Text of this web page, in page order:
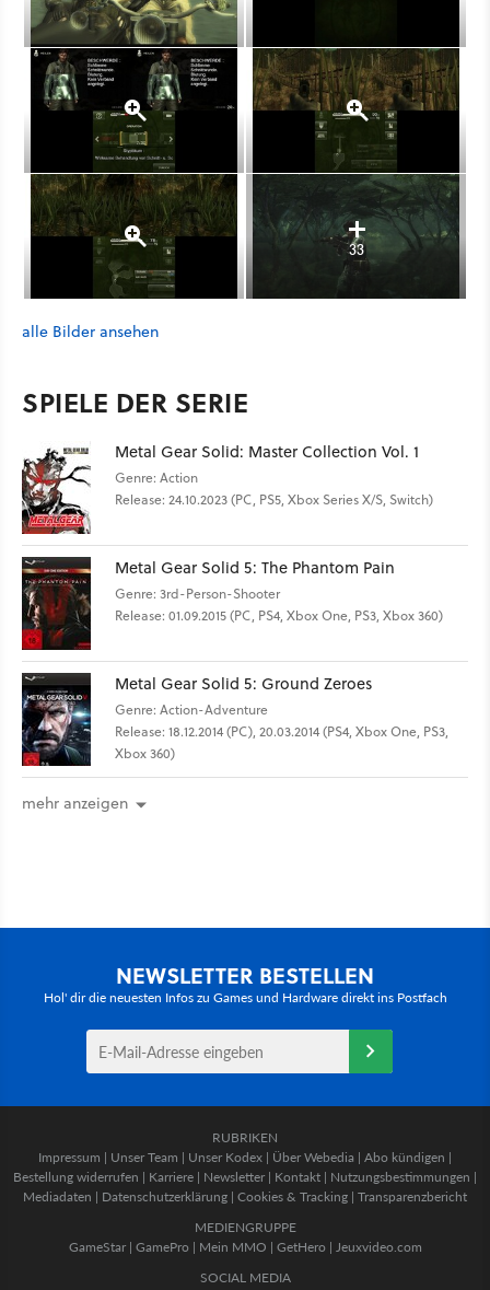
33
alle Bilder ansehen
SPIELE DER SERIE
Metal Gear Solid: Master Collection Vol. 1
Genre: Action
Release: 24.10.2023 (PC, PS5, Xbox Series X/S, Switch)
Metal Gear Solid 5: The Phantom Pain
Genre: 3rd-Person-Shooter
Release: 01.09.2015 (PC, PS4, Xbox One, PS3, Xbox 360)
Metal Gear Solid 5: Ground Zeroes
Genre: Action-Adventure
Release: 18.12.2014 (PC), 20.03.2014 (PS4, Xbox One, PS3,
Xbox 360)
mehr anzeigen
NEWSLETTER BESTELLEN
Hol' dir die neuesten Infos zu Games und Hardware direkt ins Postfach
RUBRIKEN
Impressum | Unser Team | Unser Kodex | Über Webedia | Abo kündigen |
Bestellung widerrufen | Karriere | Newsletter | Kontakt | Nutzungsbestimmungen |
Mediadaten | Datenschutzerklärung | Cookies & Tracking | Transparenzbericht
MEDIENGRUPPE
GameStar| GamePro | Mein MMO | GetHero | Jeuxvideo.com
SOCIAL MEDIA